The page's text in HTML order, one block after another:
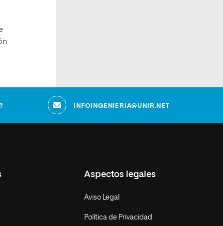
INFOINGENIERIA@UNIR.NET
Aspectos legales
Aviso Legal
Política de Privacidad